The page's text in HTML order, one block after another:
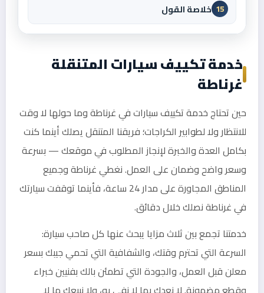
15 خلاصة القول
خدمة تكييف سيارات المتنقلة
غرناطة
حين تحتاج خدمة تكييف سيارات في غرناطة وما حولها لا وقت
للانتظار ولا لطوابير الكراجات؛ فريقنا المتنقل يصلك أينما كنت
بكامل العدة والخبرة لإنجاز المطلوب في موقعك — بسرعة
وسعر واضح وضمان على العمل. نغطي غرناطة وجميع
المناطق المجاورة على مدار 24 ساعة، فأينما توقفت سيارتك
في غرناطة نصلك خلال دقائق.
خدمتنا تجمع بين ثلاث مزايا يبحث عنها كل صاحب سيارة:
السرعة التي تحترم وقتك، والشفافية التي تحمي جيبك بسعر
معلن قبل العمل، والجودة التي تطمئن بالك بفنيين خبراء